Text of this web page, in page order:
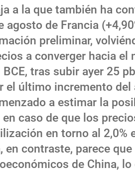
a la que también ha
agosto de Francia
preliminar,
a converger hacia el
tras subir ayer 25
el último incremento
a estimar la
caso de que los
en torno al 2,0%
en contraste, parece
de China,